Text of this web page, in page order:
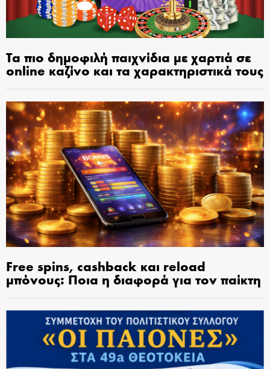
Τα πιο δημοφιλή παιχνίδια με χαρτιά σε
online καζίνο και τα χαρακτηριστικά τους
Free spins, cashback και reload
μπόνους: Ποια η διαφορά για τον παίκτη